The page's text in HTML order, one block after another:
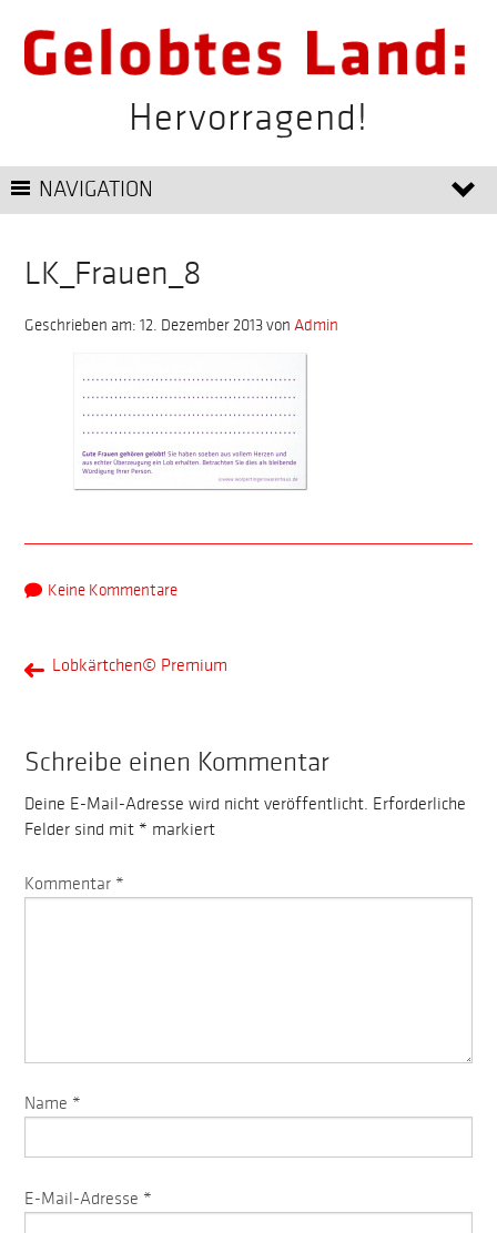
Hervorragend!
NAVIGATION
LK_Frauen_8
Geschrieben am: 12. Dezember 2013 von Admin
Keine Kommentare
Lobkärtchen© Premium
Schreibe einen Kommentar
Deine E-Mail-Adresse wird nicht veröffentlicht. Erforderliche
Felder sind mit* markiert
Kommentar *
Name *
E-Mail-Adresse *